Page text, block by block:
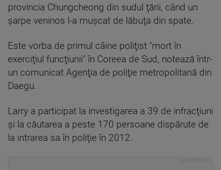
provincia Chungcheong din sudul ţării, când un
şarpe veninos l-a muşcat de lăbuţa din spate.
Este vorba de primul câine poliţist "mort în
exerciţiul funcţiunii" în Coreea de Sud, notează într-
un comunicat Agenţia de poliţie metropolitană din
Daegu.
Larry a participat la investigarea a 39 de infracţiuni
şi la căutarea a peste 170 persoane dispărute de
la intrarea sa în poliţie în 2012.